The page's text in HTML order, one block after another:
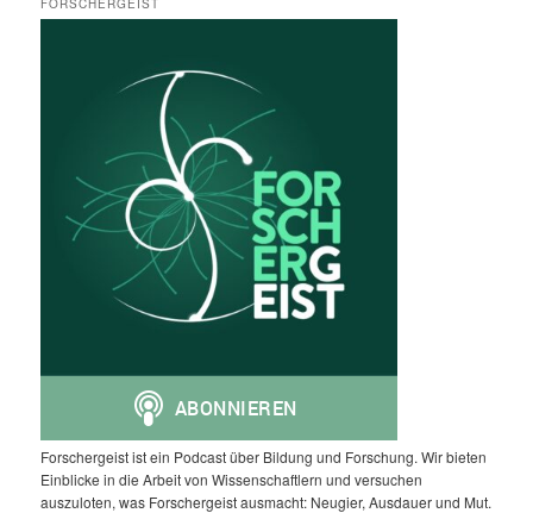
FORSCHERGEIST
Forschergeist ist ein Podcast über Bildung und Forschung. Wir bieten
Einblicke in die Arbeit von Wissenschaftlern und versuchen
auszuloten, was Forschergeist ausmacht: Neugier, Ausdauer und Mut.